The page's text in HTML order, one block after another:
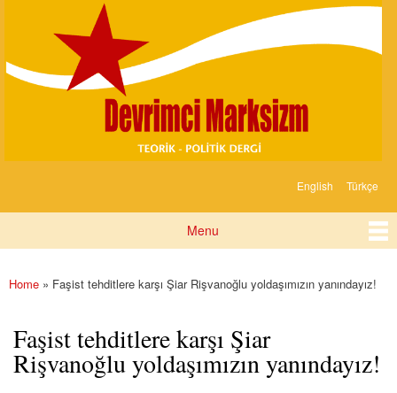
content
Marksizm
English Türkçe
Menu
You are here
Home » Faşist tehditlere karşı Şiar Rişvanoğlu yoldaşımızın yanındayız!
Faşist tehditlere karşı Şiar
Rişvanoğlu yoldaşımızın yanındayız!